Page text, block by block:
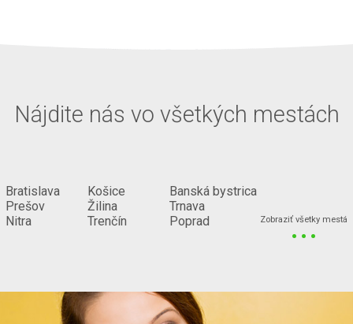
Nájdite nás vo všetkých mestách
Bratislava
Prešov
Nitra
Košice
Žilina
Trenčín
Banská bystrica
Trnava
Poprad
Zobraziť všetky mestá
...